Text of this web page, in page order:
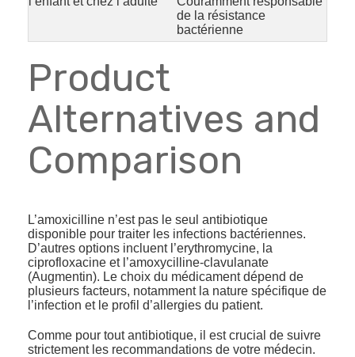
de la résistance
bactérienne
Product
Alternatives and
Comparison
L’amoxicilline n’est pas le seul antibiotique
disponible pour traiter les infections bactériennes.
D’autres options incluent l’erythromycine, la
ciprofloxacine et l’amoxycilline-clavulanate
(Augmentin). Le choix du médicament dépend de
plusieurs facteurs, notamment la nature spécifique de
l’infection et le profil d’allergies du patient.
Comme pour tout antibiotique, il est crucial de suivre
strictement les recommandations de votre médecin.